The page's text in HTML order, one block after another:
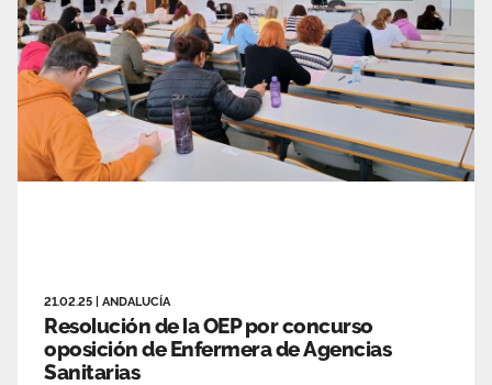
21.02.25 ANDALUCÍA
Resolución de la OEP por concurso
oposición de Enfermera de Agencias
Sanitarias